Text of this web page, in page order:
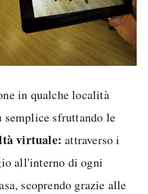
in qualche località
semplice sfruttando le
virtuale:attraverso i
all'interno di ogni
scoprendo grazie alle